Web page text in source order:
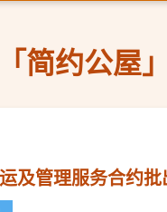
「简约公屋
及管理服务合约